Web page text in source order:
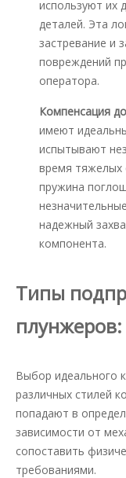
используют их
деталей. Эта
застревание и
повреждений
оператора.
Компенсация
имеют
испытывают
время тяжелых
пружина
надежный
компонента.
Типы
Выбор идеального
различных стилей
попадают в
зависимости от
сопоставить
требованиями.